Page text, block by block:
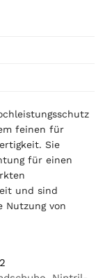
feinen für
Sie
für einen
und sind
Nutzung von